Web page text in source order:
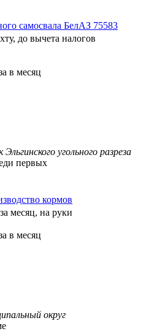
самосвала БелАЗ 75583
до вычета налогов
в месяц
угольного разреза
первых
кормов
за месяц, на руки
в месяц
округ